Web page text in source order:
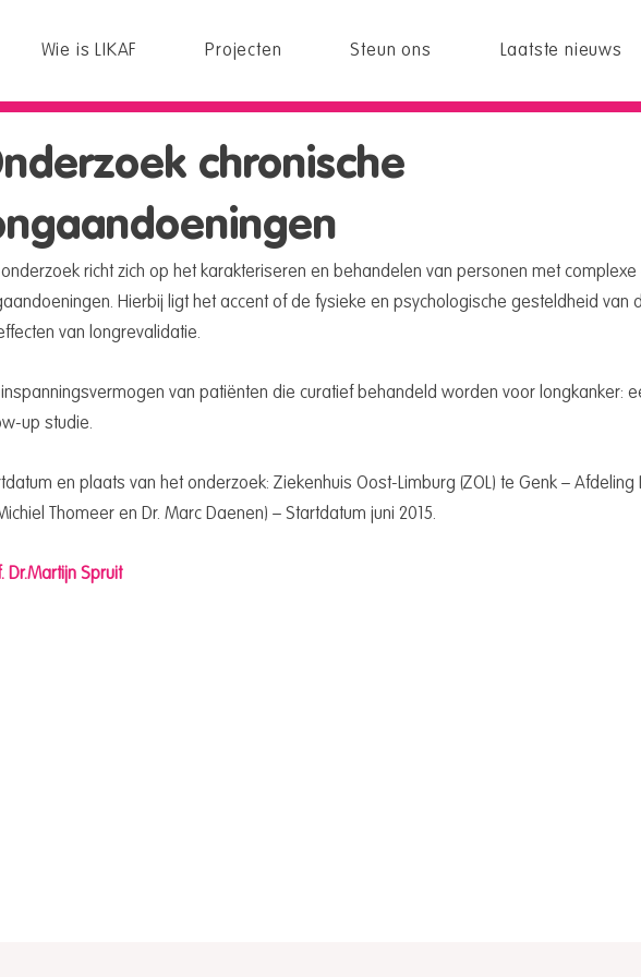
Wie is LIKAF Projecten Steun ons Laatste nieuws
chronische
richt zich op het karakteriseren en behandelen van personen met complexe
Hierbij ligt het accent of de fysieke en psychologische gesteldheid van
van longrevalidatie.
inspanningsvermogen van patiënten die curatief behandeld worden voor longkanker:
up studie.
en plaats van het onderzoek: Ziekenhuis Oost-Limburg (ZOL) te Genk – Afdeling
Thomeer en Dr. Marc Daenen) – Startdatum juni 2015.
Dr.Martijn Spruit